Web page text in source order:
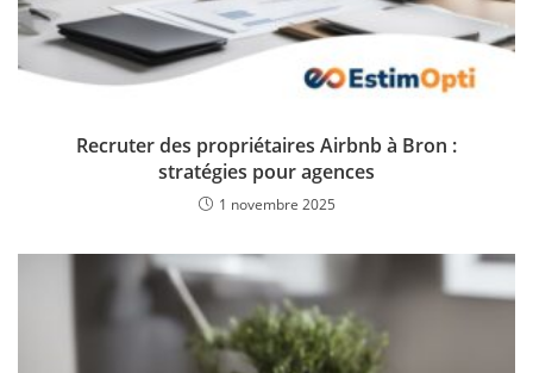
Recruter des propriétaires Airbnb à Bron :
stratégies pour agences
1 novembre 2025